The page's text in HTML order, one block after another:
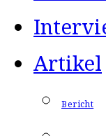
Artikel
Bericht